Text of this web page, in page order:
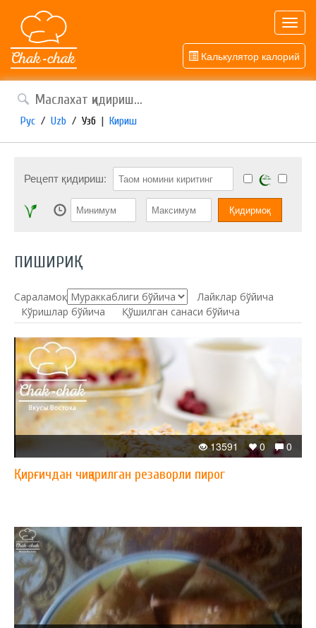
Калькулятор калорий
Рус / Uzb / Узб | Кириш
Рецепт қидириш:
ПИШИРИҚ
Сараламоқ:
Лайклар бўйича
Кўришлар бўйича
Қўшилган санаси бўйича
0
0
13591
Қирғичдан чиқарилган резаворли пирог